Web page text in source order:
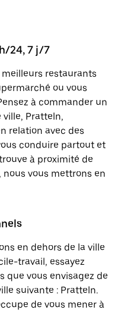
24, 7 j/7
restaurants
ou vous
à commander un
ville, Pratteln,
relation avec des
conduire partout et
à proximité de
vous mettrons en
en dehors de la ville
travail, essayez
que vous envisagez de
suivante : Pratteln.
de vous mener à